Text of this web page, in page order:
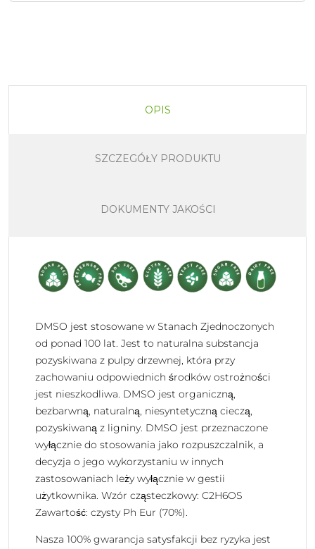
OPIS
SZCZEGÓŁY PRODUKTU
DOKUMENTY JAKOŚCI
DMSO jest stosowane w Stanach Zjednoczonych
od ponad 100 lat. Jest to naturalna substancja
pozyskiwana z pulpy drzewnej, która przy
zachowaniu odpowiednich środków ostrożności
jest nieszkodliwa. DMSO jest organiczną,
bezbarwną, naturalną, niesyntetyczną cieczą,
pozyskiwaną z ligniny. DMSO jest przeznaczone
wyłącznie do stosowania jako rozpuszczalnik, a
decyzja o jego wykorzystaniu w innych
zastosowaniach leży wyłącznie w gestii
użytkownika. Wzór cząsteczkowy: C2H6OS
Zawartość: czysty Ph Eur (70%).
Nasza 100% gwarancja satysfakcji bez ryzyka jest